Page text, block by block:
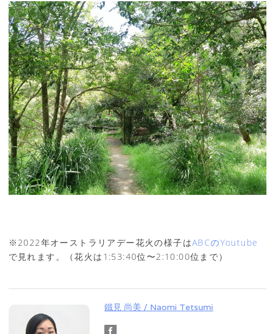
※2022年オーストラリアデー花火の様子はABCのYoutube
で見れます。（花火は1:53:40位〜2:10:00位まで）
鐵見 尚美 / Naomi Tetsumi